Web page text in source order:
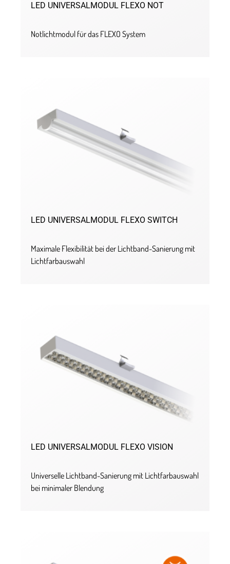
LED UNIVERSALMODUL FLEXO NOT
Notlichtmodul für das FLEXO System
LED UNIVERSALMODUL FLEXO SWITCH
Maximale Flexibilität bei der Lichtband-Sanierung mit
Lichtfarbauswahl
LED UNIVERSALMODUL FLEXO VISION
Universelle Lichtband-Sanierung mit Lichtfarbauswahl
bei minimaler Blendung